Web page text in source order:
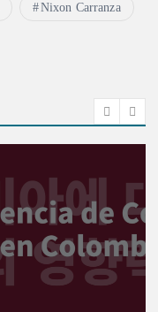
Nixon Carranza